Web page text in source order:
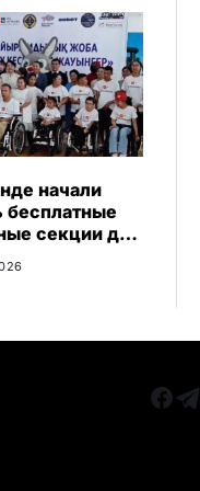
начали
бесплатные
секции для